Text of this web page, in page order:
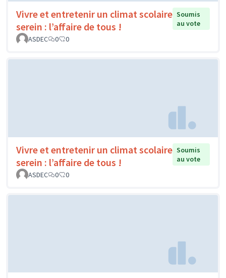
Vivre et entretenir un climat scolaire
serein : l’affaire de tous !
Soumis
au vote
ASDEC
0 0
Vivre et entretenir un climat scolaire
serein : l’affaire de tous !
Soumis
au vote
ASDEC
0 0